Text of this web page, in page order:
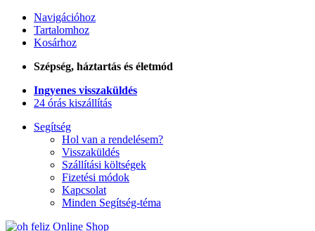
Navigációhoz
Tartalomhoz
Kosárhoz
Szépség, háztartás és életmód
Ingyenes visszaküldés
24 órás kiszállítás
Segítség
Hol van a rendelésem?
Visszaküldés
Szállítási költségek
Fizetési módok
Kapcsolat
Minden Segítség-téma